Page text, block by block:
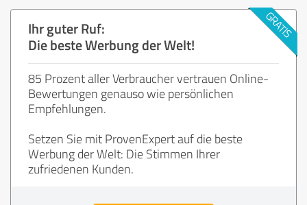
Ihr guter Ruf:
Die beste Werbung der Welt!
85 Prozent aller Verbraucher vertrauen Online-
Bewertungen genauso wie persönlichen
Empfehlungen.
Setzen Sie mit ProvenExpert auf die beste
Werbung der Welt: Die Stimmen Ihrer
zufriedenen Kunden.